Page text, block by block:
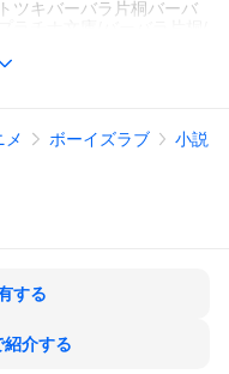
ツキバーバラ片桐バーバ
佐貫から相続税肩代わり
おっぱいミルク」だっ
時に白い液体を滲ませる
メ ボーイズラブ 小説
する
紹介する